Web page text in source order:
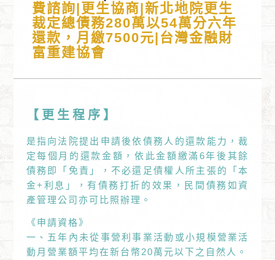
費諮詢|更生協商|新北地院更生
裁定總債務280萬以54萬分六年
還款，月繳7500元|台灣金融財
富重建協會
【更生程序】
是指向法院提出申請後依債務人的還款能力，裁
定每個月的還款金額，依此金額繳滿6年後其餘
債務即「免責」，不必還足債權人所主張的「本
金+利息」，有債務打折的效果，民間債務如資
產管理公司亦可比照辦理。
《申請資格》
一、五年內未從事營利事業活動或小規模營業活
動月營業額平均在新台幣20萬元以下之自然人。